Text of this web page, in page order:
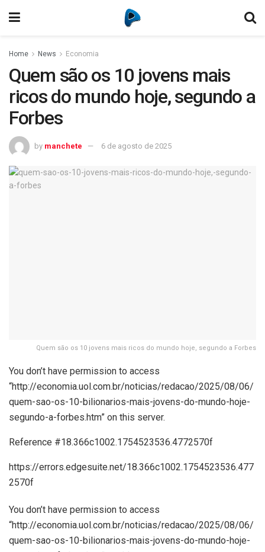
Home News Economia
Quem são os 10 jovens mais
ricos do mundo hoje, segundo a
Forbes
by manchete 6 de agosto de 2025
Quem são os 10 jovens mais ricos do mundo hoje, segundo a Forbes
You don’t have permission to access
“http://economia.uol.com.br/noticias/redacao/2025/08/06/
quem-sao-os-10-bilionarios-mais-jovens-do-mundo-hoje-
segundo-a-forbes.htm” on this server.
Reference #18.366c1002.1754523536.4772570f
https://errors.edgesuite.net/18.366c1002.1754523536.477
2570f
You don’t have permission to access
“http://economia.uol.com.br/noticias/redacao/2025/08/06/
quem-sao-os-10-bilionarios-mais-jovens-do-mundo-hoje-